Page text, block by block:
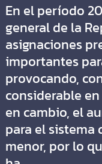
En el período
general de la
asignaciones
importantes
provocando,
considerable
en cambio, el
para el sistema
menor, por lo